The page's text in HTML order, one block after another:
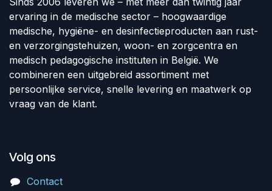
ervaring in de medische sector – hoogwaardige
medische, hygiëne- en desinfectieproducten aan rust-
en verzorgingstehuizen, woon- en zorgcentra en
medisch pedagogische instituten in België. We
combineren een uitgebreid assortiment met
persoonlijke service, snelle levering en maatwerk op
vraag van de klant.
Volg ons
Contact